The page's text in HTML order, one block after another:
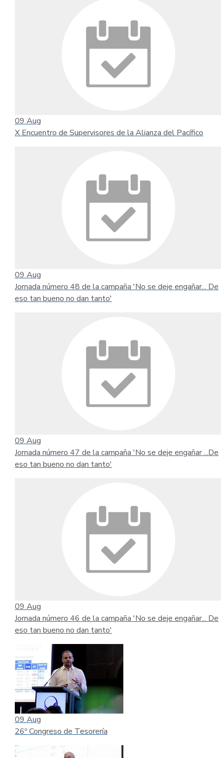
09 Aug
X Encuentro de Supervisores de la Alianza del Pacífico
09 Aug
Jornada número 48 de la campaña 'No se deje engañar... De
eso tan bueno no dan tanto'
09 Aug
Jornada número 47 de la campaña 'No se deje engañar ...De
eso tan bueno no dan tanto'
09 Aug
Jornada número 46 de la campaña 'No se deje engañar... De
eso tan bueno no dan tanto'
09 Aug
26º Congreso de Tesorería